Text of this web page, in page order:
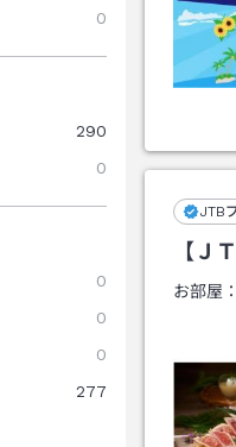
0
290
0
0
0
0
277
JTB
【Ｊ
お部屋：